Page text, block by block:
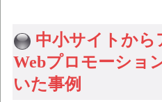
中小サイトか
Webプロモーショ
いた事例